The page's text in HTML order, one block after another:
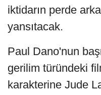
iktidarın perde
yansıtacak.
Paul Dano'nun
gerilim türündeki
karakterine Jude